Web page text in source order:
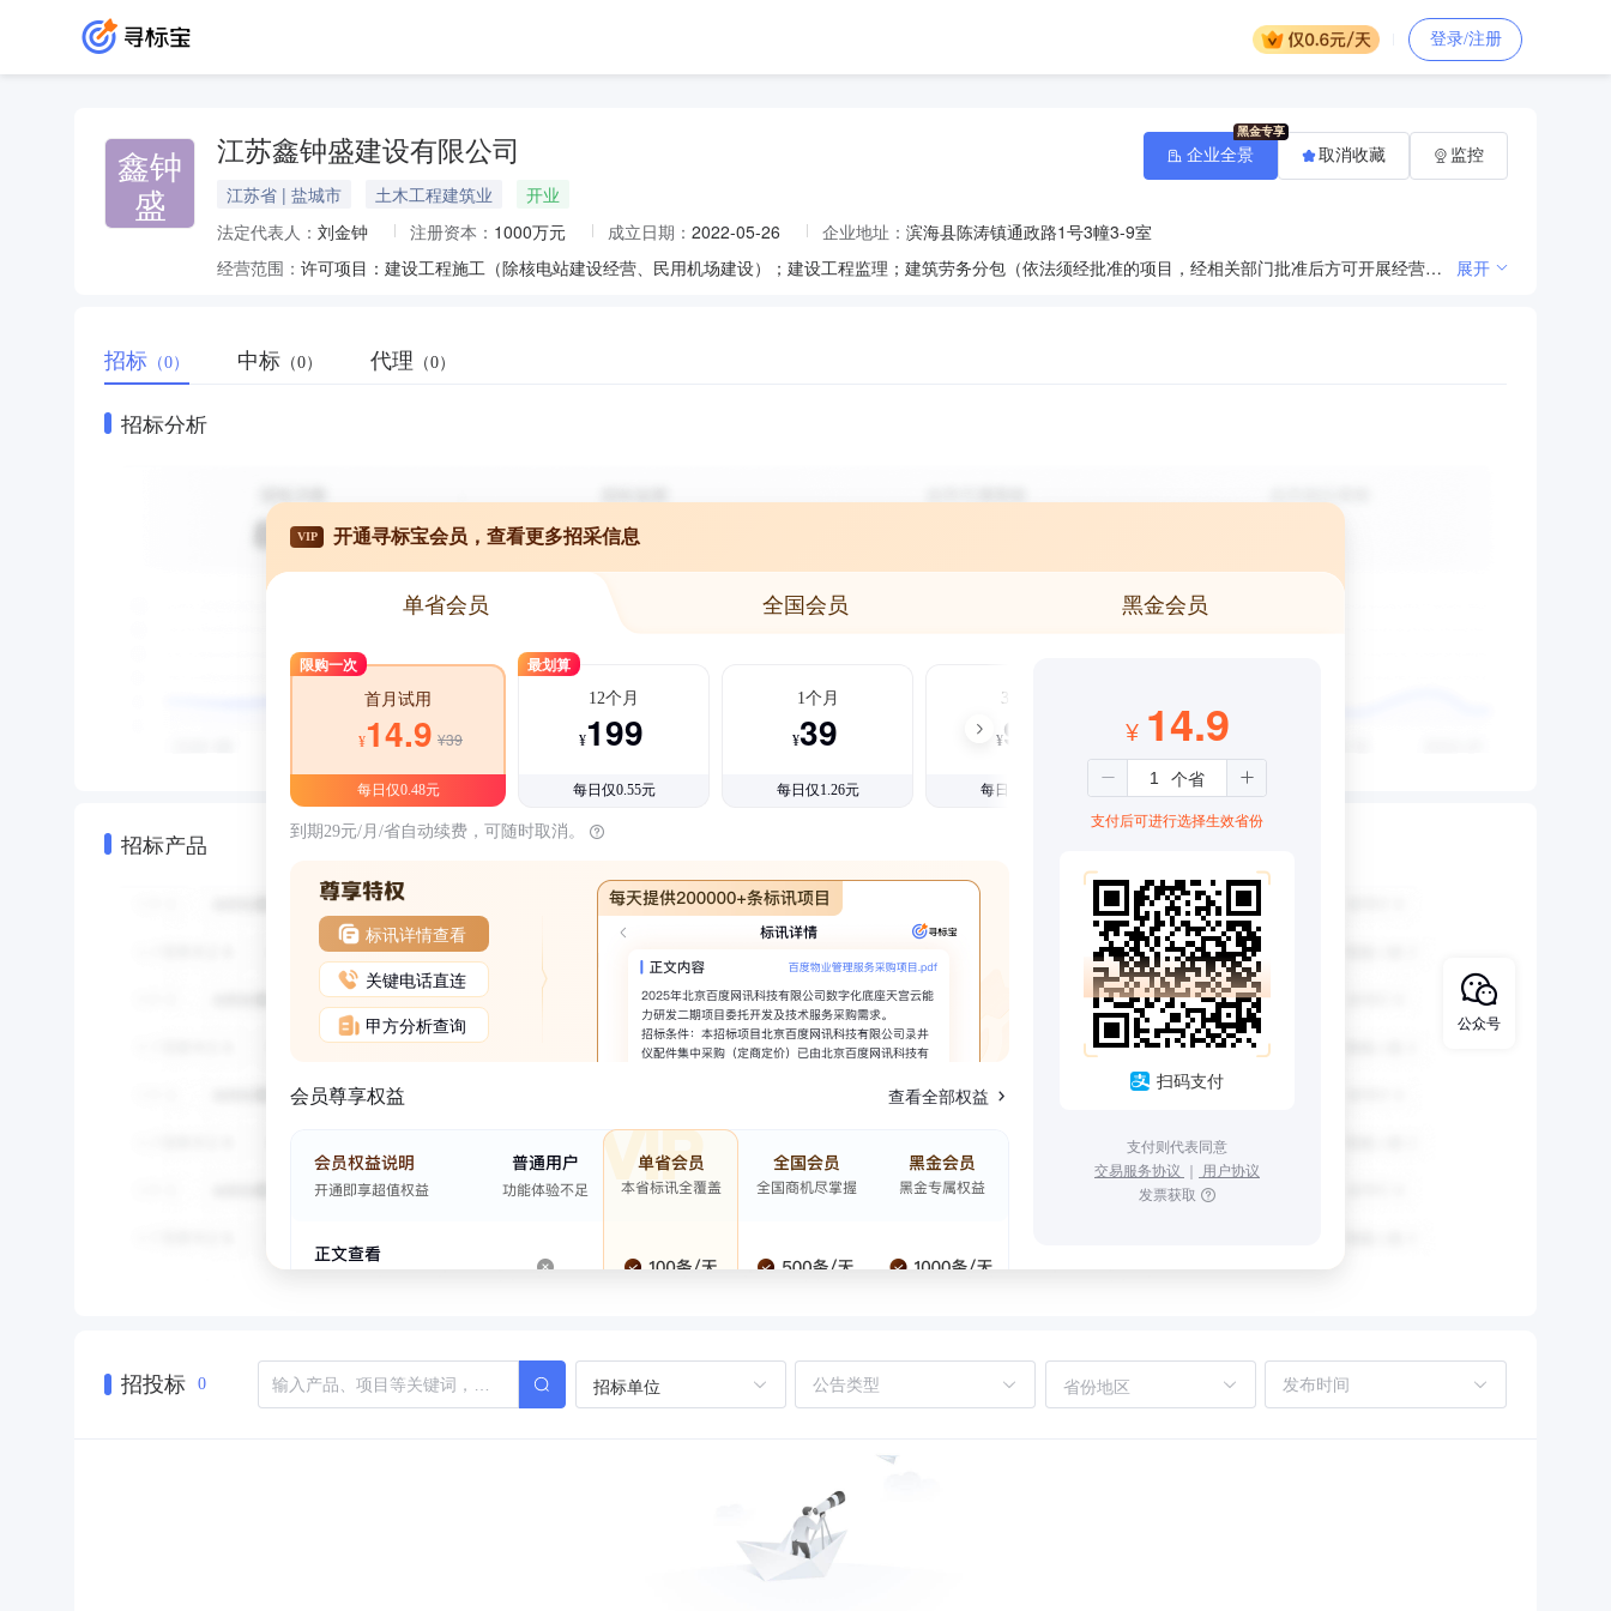
登录/注册
鑫钟
盛
江苏鑫钟盛建设有限公司
江苏省 | 盐城市 土木工程建筑业
开业
法定代表人： 刘金钟 注册资本： 1000万元 成立日期： 2022-05-26 企业地址： 滨海县陈涛镇通政路1号3幢3-9室
经营范围：
许可项目：建设工程施工（除核电站建设经营、民用机场建设）；建设工程监理；建筑劳务分包（依法须经批准的项目，经相关部门批准后方可开展经营活动，具体经营项目以审批结果为准）一般项目：土石方工程施工；园林绿化工程施工；金属门窗工程施工；建筑材料销售；林业产品销售；市政设施管理（除依法须经批准的项目外，凭营业执照依法自主开展经营活动） 展开
企业全景 取消收藏 监控
招标 （0） 中标 （0） 代理 （0）
招标分析
招标产品
VIP 开通寻标宝会员，查看更多招采信息
单省会员 全国会员 黑金会员
限购一次
首月试用
¥14.9 ¥39
每日仅0.48元
最划算
12个月
¥199
每日仅0.55元
1个月
¥39
每日仅1.26元
3个月
¥99
每日仅1.08元
到期29元/月/省自动续费，可随时取消。
标讯详情查看
关键电话直连
甲方分析查询
会员尊享权益 查看全部权益
¥ 14.9
支付后可进行选择生效省份
扫码支付
支付则代表同意
交易服务协议 ｜ 用户协议
发票获取
招投标 0 招标单位 省份地区
公众号